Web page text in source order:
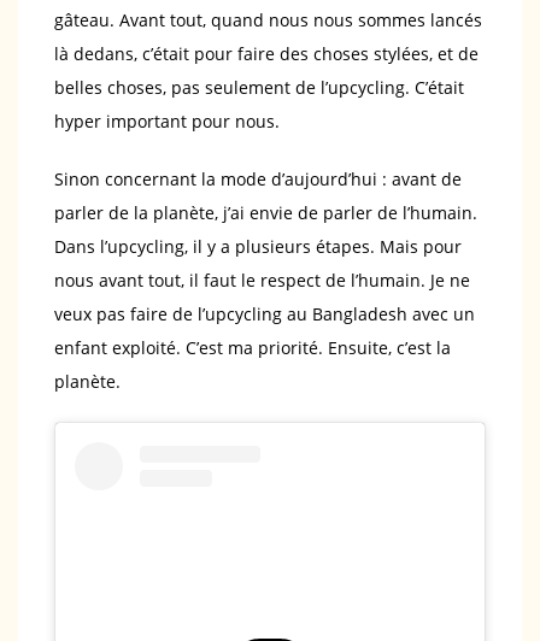
gâteau. Avant tout, quand nous nous sommes lancés
là dedans, c’était pour faire des choses stylées, et de
belles choses, pas seulement de l’upcycling. C’était
hyper important pour nous.
Sinon concernant la mode d’aujourd’hui : avant de
parler de la planète, j’ai envie de parler de l’humain.
Dans l’upcycling, il y a plusieurs étapes. Mais pour
nous avant tout, il faut le respect de l’humain. Je ne
veux pas faire de l’upcycling au Bangladesh avec un
enfant exploité. C’est ma priorité. Ensuite, c’est la
planète.